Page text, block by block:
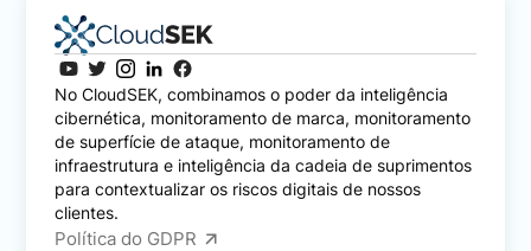
No CloudSEK, combinamos o poder da inteligência
cibernética, monitoramento de marca, monitoramento
de superfície de ataque, monitoramento de
infraestrutura e inteligência da cadeia de suprimentos
para contextualizar os riscos digitais de nossos
clientes.
Política do GDPR